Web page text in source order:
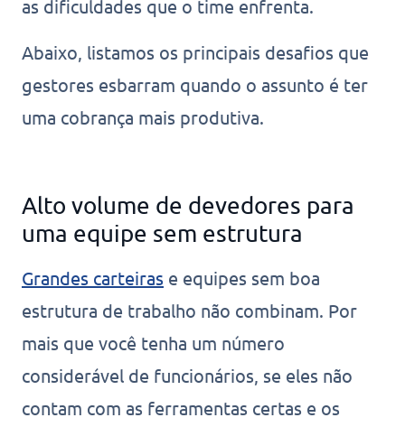
as dificuldades que o time enfrenta.
Abaixo, listamos os principais desafios que
gestores esbarram quando o assunto é ter
uma cobrança mais produtiva.
Alto volume de devedores para
uma equipe sem estrutura
Grandes carteiras e equipes sem boa
estrutura de trabalho não combinam. Por
mais que você tenha um número
considerável de funcionários, se eles não
contam com as ferramentas certas e os